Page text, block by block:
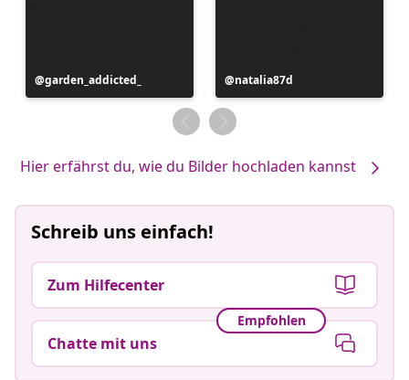
Beitrag
veröffentlicht
garden_addicted_
Beitrag
veröffentlicht
von
natalia87d
Hier erfährst du, wie du Bilder hochladen kannst
Schreib uns einfach!
Zum Hilfecenter
Empfohlen
Chatte mit uns